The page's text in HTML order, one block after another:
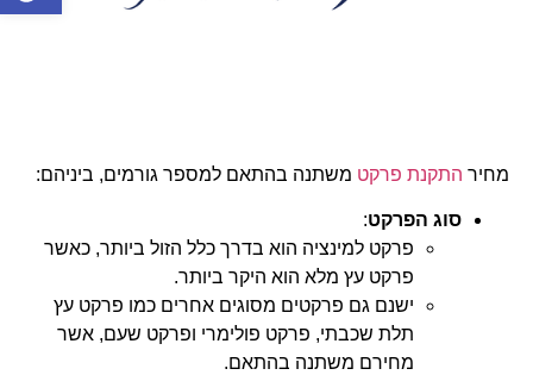
מחיר התקנת פרקט משתנה בהתאם למספר גורמים, ביניהם:
סוג הפרקט:
פרקט למינציה הוא בדרך כלל הזול ביותר, כאשר
פרקט עץ מלא הוא היקר ביותר.
ישנם גם פרקטים מסוגים אחרים כמו פרקט עץ
תלת שכבתי, פרקט פולימרי ופרקט שעם, אשר
מחירם משתנה בהתאם.